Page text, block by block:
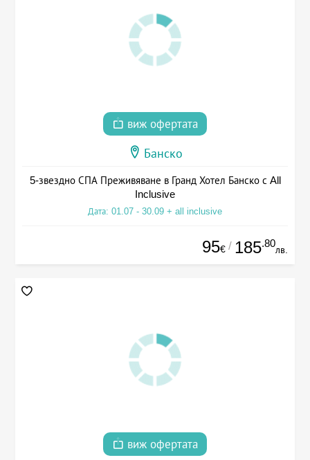
виж офертата
Банско
5-звездно СПА Преживяване в Гранд Хотел Банско с All
Inclusive
Дата: 01.07 - 30.09 + all inclusive
95€ / 185.80
лв.
виж офертата